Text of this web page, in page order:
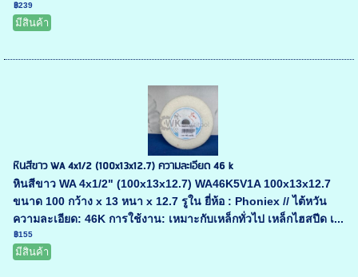
฿239
มีสินค้า
หินสีขาว WA 4x1/2 (100x13x12.7) ความละเอียด 46 k
หินสีขาว WA 4x1/2" (100x13x12.7) WA46K5V1A 100x13x12.7
ขนาด 100 กว้าง x 13 หนา x 12.7 รูใน ยี่ห้อ : Phoniex // ไต้หวัน
ความละเอียด: 46K การใช้งาน: เหมาะกับเหล็กทั่วไป เหล็กไฮสปีด เ...
฿155
มีสินค้า